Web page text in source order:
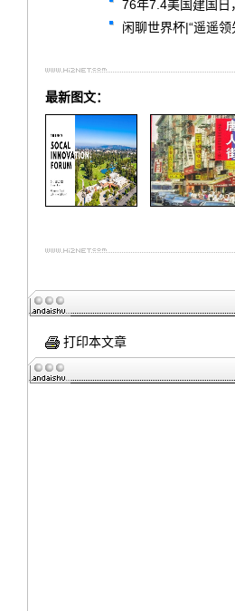
76年7.4美国建国日
闲聊世界杯|“遥遥
最新图文：
打印本文章